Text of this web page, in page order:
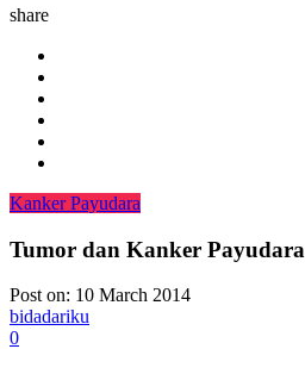
share
Kanker Payudara
Tumor dan Kanker Payudara
Post on: 10 March 2014
bidadariku
0